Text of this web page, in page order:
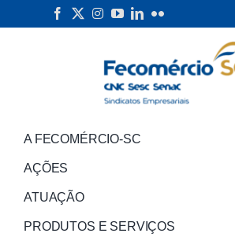
to
A FECOMÉRCIO-SC
AÇÕES
ATUAÇÃO
PRODUTOS E SERVIÇOS